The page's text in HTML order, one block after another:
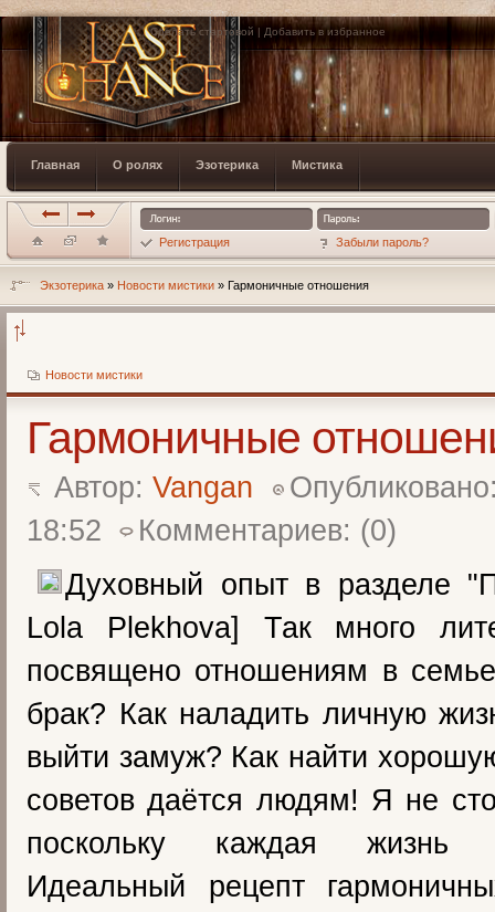
Сделать стартовой | Добавить в избранное
Главная О ролях Эзотерика Мистика
Регистрация Забыли пароль?
Экзотерика » Новости мистики » Гармоничные отношения
Новости мистики
Гармоничные
Автор: Vangan
18:52
Комментариев: (0)
Духовный опыт в разделе
Lola Plekhova] Так много
посвящено отношениям в
брак? Как наладить личную
выйти замуж? Как найти
советов даётся людям! Я не
поскольку каждая жизнь
Идеальный рецепт